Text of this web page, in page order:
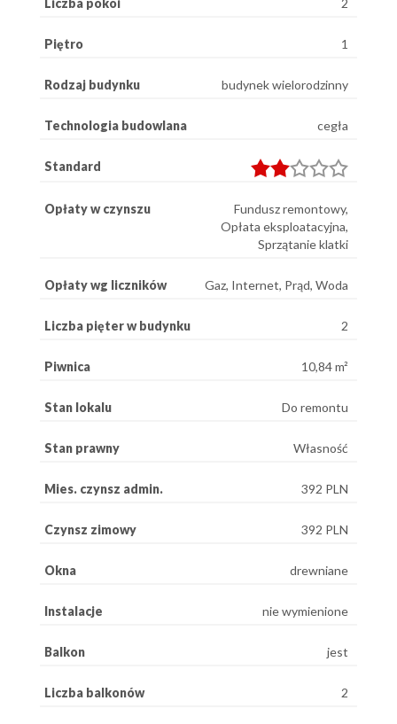
Liczba pokoi 2
Piętro 1
Rodzaj budynku budynek wielorodzinny
Technologia budowlana cegła
Standard
Opłaty w czynszu
Fundusz remontowy,
Opłata eksploatacyjna,
Sprzątanie klatki
Opłaty wg liczników Gaz, Internet, Prąd, Woda
Liczba pięter w budynku 2
Piwnica 10,84 m²
Stan lokalu Do remontu
Stan prawny Własność
Mies. czynsz admin. 392 PLN
Czynsz zimowy 392 PLN
Okna drewniane
Instalacje nie wymienione
Balkon jest
Liczba balkonów 2